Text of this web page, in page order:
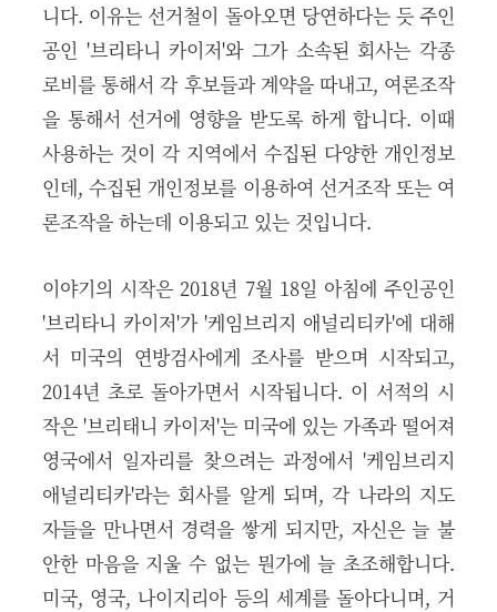
니다. 이유는 선거철이 돌아오면 당연하다는 듯 주인
공인 '브리타니 카이저'와 그가 소속된 회사는 각종
로비를 통해서 각 후보들과 계약을 따내고, 여론조작
을 통해서 선거에 영향을 받도록 하게 합니다. 이때
사용하는 것이 각 지역에서 수집된 다양한 개인정보
인데, 수집된 개인정보를 이용하여 선거조작 또는 여
론조작을 하는데 이용되고 있는 것입니다.
이야기의 시작은 2018년 7월 18일 아침에 주인공인
'브리타니 카이저'가 '케임브리지 애널리티카'에 대해
서 미국의 연방검사에게 조사를 받으며 시작되고,
2014년 초로 돌아가면서 시작됩니다. 이 서적의 시
작은 '브리태니 카이저'는 미국에 있는 가족과 떨어져
영국에서 일자리를 찾으려는 과정에서 '케임브리지
애널리티카'라는 회사를 알게 되며, 각 나라의 지도
자들을 만나면서 경력을 쌓게 되지만, 자신은 늘 불
안한 마음을 지울 수 없는 뭔가에 늘 초조해합니다.
미국, 영국, 나이지리아 등의 세계를 돌아다니며, 거